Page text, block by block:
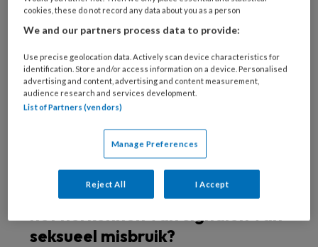
haar leven te maken met seksueel
overschrijdend gedrag, en een op de vijf met
percentage respectievelijk op 19 en vijf.
Mensen met een verstandelijke beperking
vormt een bijzonder grote risicogroep. Maar
procent van de mannen maakt seksueel
misbruik mee.
Welke rol speelt de huisarts in
het herkennen van signalen van
seksueel misbruik?
cookies, these do not record any data about you as a person
We and our partners process data to provide:
Use precise geolocation data. Actively scan device characteristics for
identification. Store and/or access information on a device. Personalised
advertising and content, advertising and content measurement,
audience research and services development.
List of Partners (vendors)
Manage Preferences
Reject All I Accept